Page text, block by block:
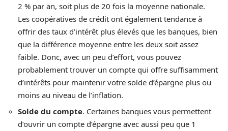
2 % par an, soit plus de 20 fois la moyenne nationale.
Les coopératives de crédit ont également tendance à
offrir des taux d’intérêt plus élevés que les banques, bien
que la différence moyenne entre les deux soit assez
faible. Donc, avec un peu d’effort, vous pouvez
probablement trouver un compte qui offre suffisamment
d’intérêts pour maintenir votre solde d’épargne plus ou
moins au niveau de l’inflation.
Solde du compte. Certaines banques vous permettent
d’ouvrir un compte d’épargne avec aussi peu que 1